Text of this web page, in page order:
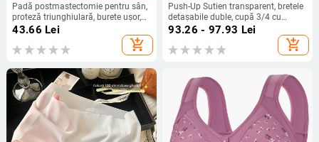
Padă postmastectomie pentru sân,
proteză triunghiulară, burete ușor,
respirabil, invizibil, suport discret
43.66 Lei
add_shopping_cart
Push-Up Sutien transparent, bretele
detașabile duble, cupă 3/4 cu
formă subțire, nailon
93.26 - 97.93 Lei
add_shopping_cart